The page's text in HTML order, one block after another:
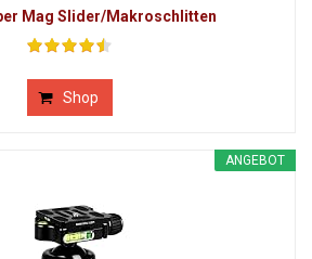
Mag Slider/Makroschlitten
Shop
ANGEBOT